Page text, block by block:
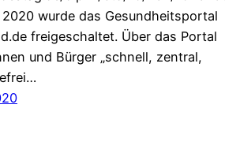
2020 wurde das Gesundheitsportal
freigeschaltet. Über das Portal
und Bürger „schnell, zentral,